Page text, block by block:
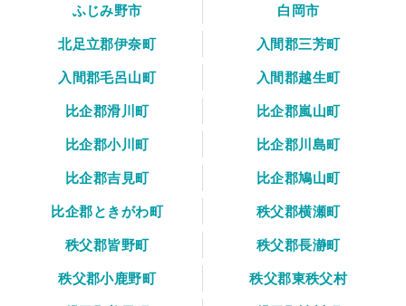
ふじみ野市
白岡市
北足立郡伊奈町
入間郡三芳町
入間郡毛呂山町
入間郡越生町
比企郡滑川町
比企郡嵐山町
比企郡小川町
比企郡川島町
比企郡吉見町
比企郡鳩山町
比企郡ときがわ町
秩父郡横瀬町
秩父郡皆野町
秩父郡長瀞町
秩父郡小鹿野町
秩父郡東秩父村